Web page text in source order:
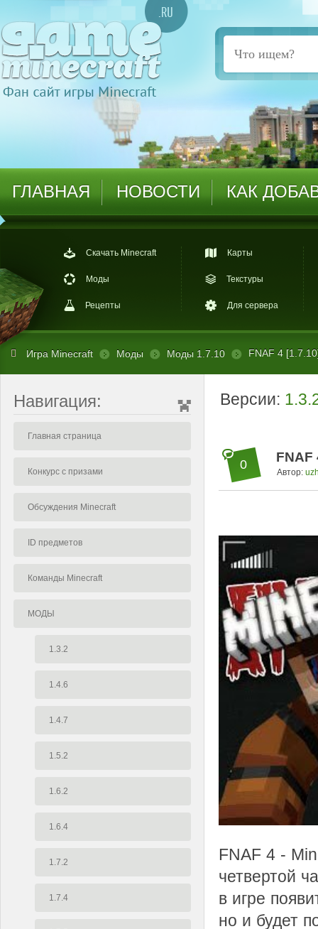
ГЛАВНАЯ НОВОСТИ КАК
Скачать Minecraft
Моды
Рецепты
Карты
Текстуры
Для сервера
Игра Minecraft Моды Моды 1.7.10 FNAF 4
Навигация:
Главная страница
Конкурс с призами
Обсуждения Minecraft
ID предметов
Команды Minecraft
МОДЫ
1.3.2
1.4.6
1.4.7
1.5.2
1.6.2
1.6.4
1.7.2
1.7.4
Версии:
0 FNAF
Автор:
FNAF 4 -
четвертой
в игре
но и будет